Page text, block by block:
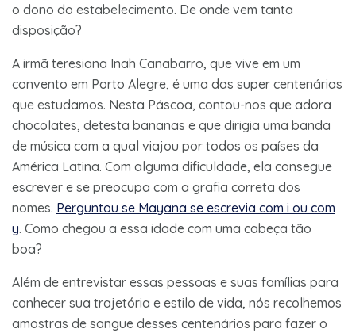
o dono do estabelecimento. De onde vem tanta
disposição?
A irmã teresiana Inah Canabarro, que vive em um
convento em Porto Alegre, é uma das super centenárias
que estudamos. Nesta Páscoa, contou-nos que adora
chocolates, detesta bananas e que dirigia uma banda
de música com a qual viajou por todos os países da
América Latina. Com alguma dificuldade, ela consegue
escrever e se preocupa com a grafia correta dos
nomes. Perguntou se Mayana se escrevia com i ou com
y. Como chegou a essa idade com uma cabeça tão
boa?
Além de entrevistar essas pessoas e suas famílias para
conhecer sua trajetória e estilo de vida, nós recolhemos
amostras de sangue desses centenários para fazer o